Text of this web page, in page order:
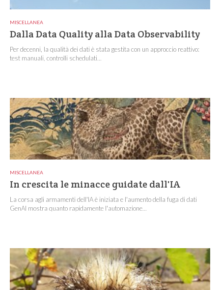
MISCELLANEA
Dalla Data Quality alla Data Observability
Per decenni, la qualità dei dati è stata gestita con un approccio reattivo:
test manuali, controlli schedulati...
MISCELLANEA
In crescita le minacce guidate dall'IA
La corsa agli armamenti dell'IA è iniziata e l'aumento della fuga di dati
GenAI mostra quanto rapidamente l'automazione...